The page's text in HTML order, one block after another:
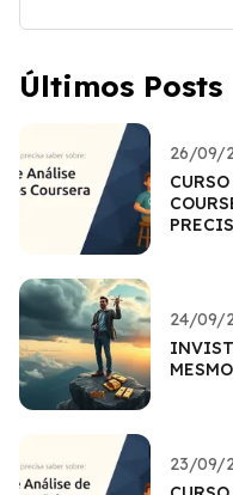
Últimos Posts
26/09/
24/09/
23/09/